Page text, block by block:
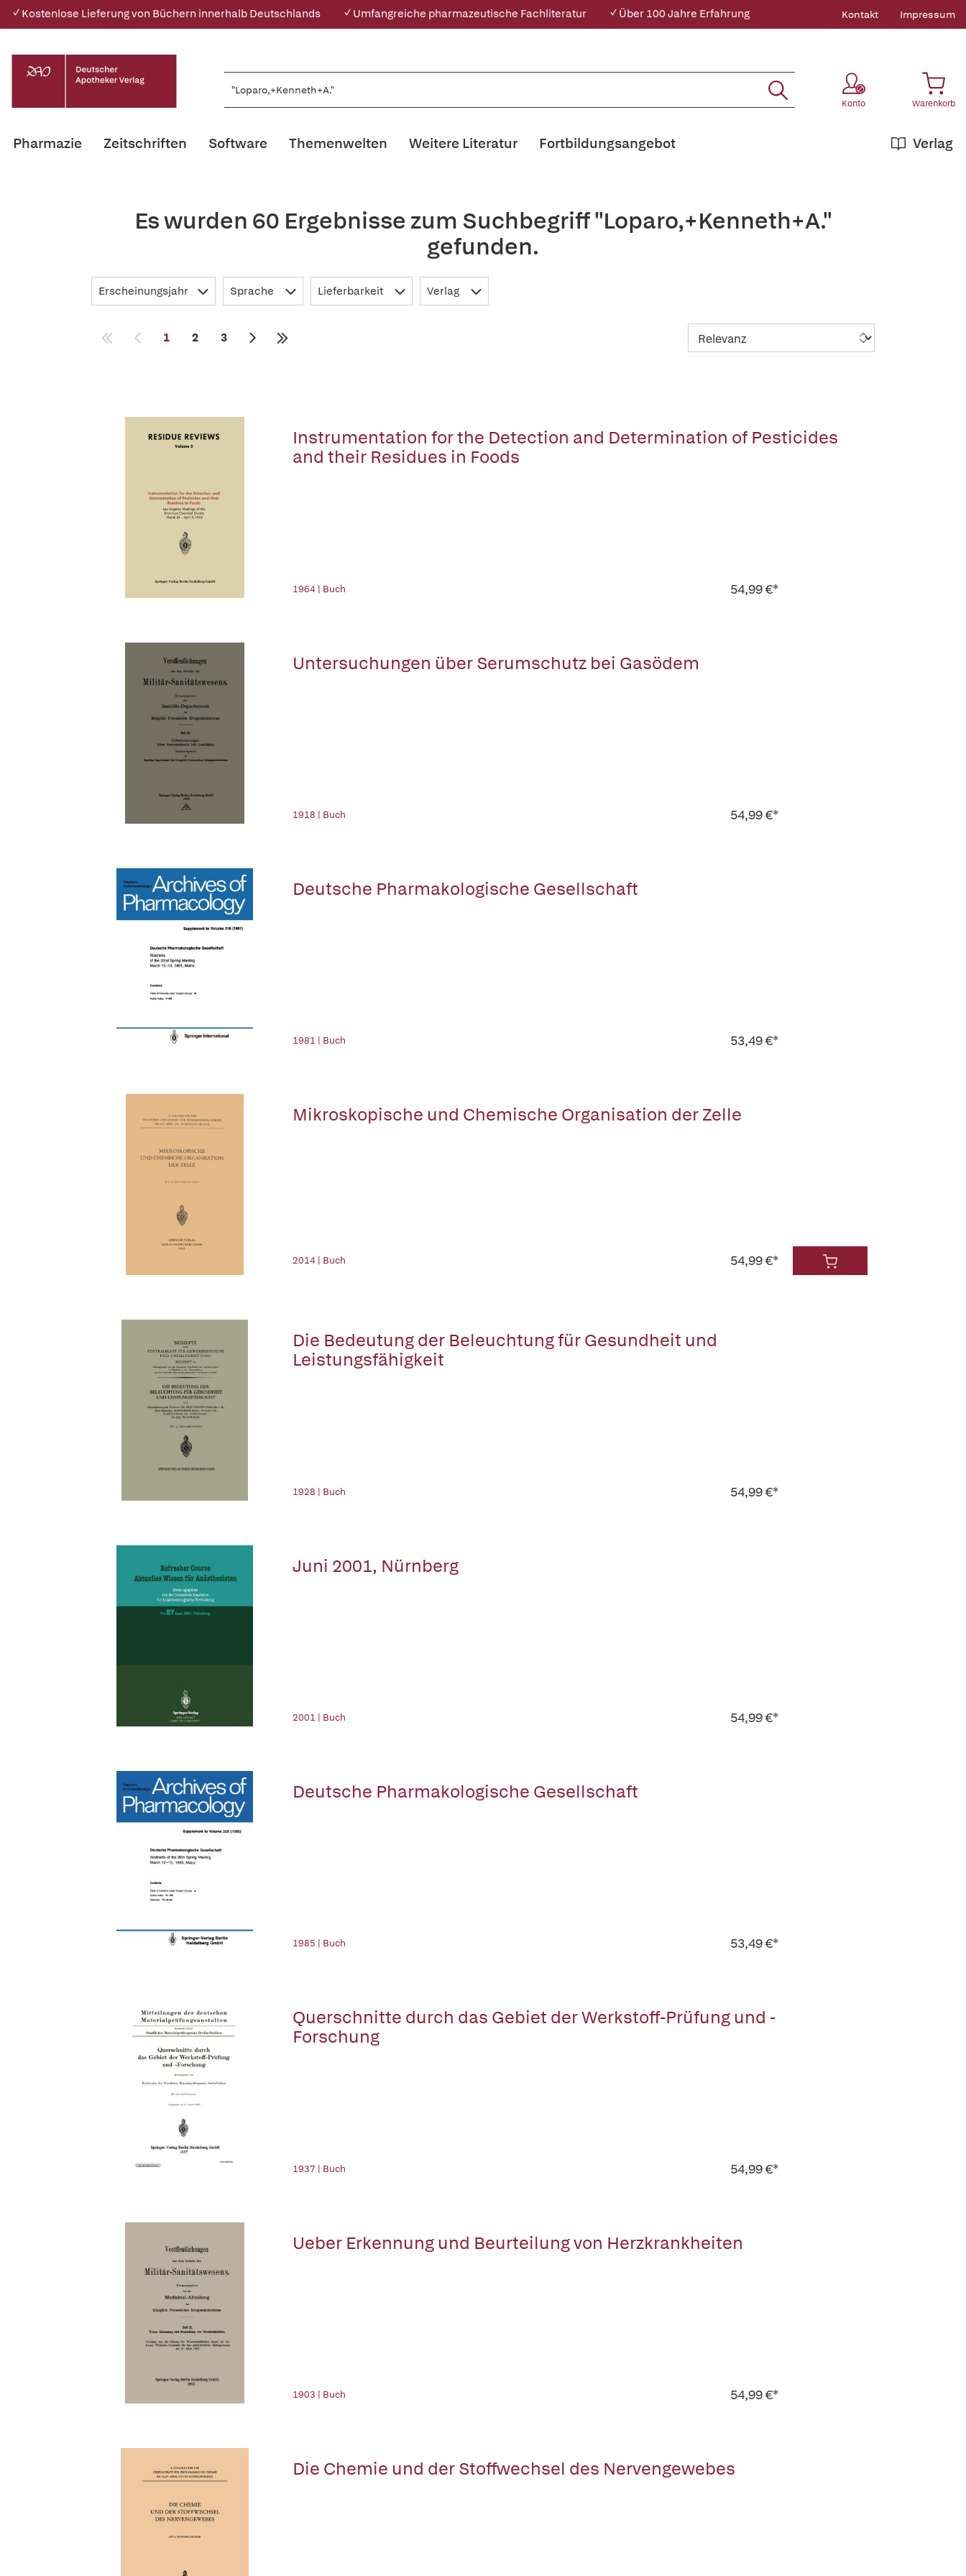
✓ Kostenlose Lieferung von Büchern innerhalb Deutschlands ✓ Umfangreiche pharmazeutische Fachliteratur ✓ Über 100 Jahre Erfahrung Kontakt Impressum
Konto Warenkorb
Pharmazie Zeitschriften Software Themenwelten Weitere Literatur Verlag
Fortbildungsangebot
Es wurden 60 Ergebnisse zum Suchbegriff "Loparo,+Kenneth+A."
gefunden.
Erscheinungsjahr Sprache Lieferbarkeit Verlag
1 2 3
Instrumentation for the Detection and Determination of Pesticides
and their Residues in Foods
1964 | Buch 54,99 €*
Untersuchungen über Serumschutz bei Gasödem
1918 | Buch 54,99 €*
Deutsche Pharmakologische Gesellschaft
1981 | Buch 53,49 €*
Mikroskopische und Chemische Organisation der Zelle
2014 | Buch 54,99 €*
Die Bedeutung der Beleuchtung für Gesundheit und
Leistungsfähigkeit
1928 | Buch 54,99 €*
Juni 2001, Nürnberg
2001 | Buch 54,99 €*
Deutsche Pharmakologische Gesellschaft
1985 | Buch 53,49 €*
Querschnitte durch das Gebiet der Werkstoff-Prüfung und -
Forschung
1937 | Buch 54,99 €*
Ueber Erkennung und Beurteilung von Herzkrankheiten
1903 | Buch 54,99 €*
Die Chemie und der Stoffwechsel des Nervengewebes